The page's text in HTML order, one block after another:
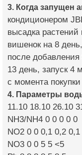
3. Когда запущен
кондиционером
высадка растений
вишенок на 8
после
13 день, запуск 4
с момента
4. Параметры
11.10 18.10 26.10
NH3/NH4 0 0 0 0 0
NO2 0 0 0,1 0,2 0,1
NO3 0 0 5 5 <5